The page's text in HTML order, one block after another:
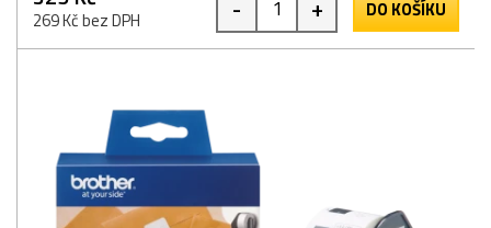
269 Kč bez DPH - + DO KOŠÍKU